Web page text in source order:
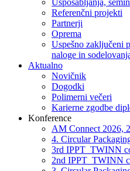
Usposabljanja,
Referenčni projekti
Partnerji
Oprema
Uspešno zaključeni
naloge in
Aktualno
Novičnik
Dogodki
Polimerni večeri
Karierne zgodbe
Konference
AM Connect 2026,
4. Circular
3rd IPPT_TWINN
2nd IPPT_TWINN